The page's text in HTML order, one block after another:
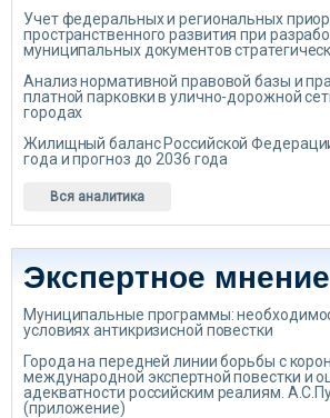
Учет федеральных и региональных
пространственного развития при
муниципальных документов
Анализ нормативной правовой базы и
платной парковки в улично-дорожной
городах
Жилищный баланс Российской
года и прогноз до 2036 года
Вся аналитика
Экспертное мнение
Муниципальные программы:
условиях антикризисной повестки
Города на передней линии борьбы с
международной экспертной повестки и
адекватности российским реалиям.
(приложение)